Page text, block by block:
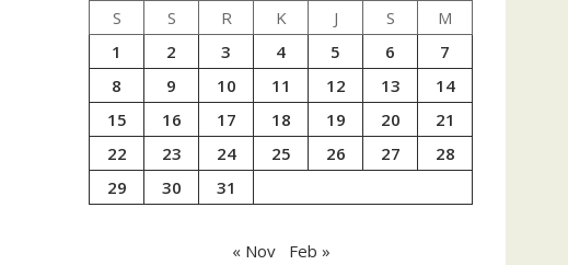
S
S R K J S
M
1
2 3 4 5 6
7
8
9 10 11 12 13
14
15
16 17 18 19 20
21
22
23 24 25 26 27
28
29
30 31
« Nov Feb »